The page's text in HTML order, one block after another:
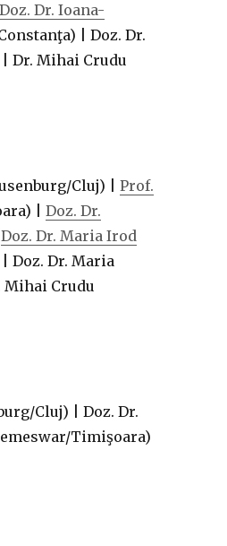
Doz. Dr. Ioana-
| Doz. Dr.
| Dr. Mihai Crudu
Cluj) | Prof.
| Doz. Dr.
Doz. Dr. Maria Irod
Doz. Dr. Maria
Crudu
Cluj) | Doz. Dr.
Timişoara)